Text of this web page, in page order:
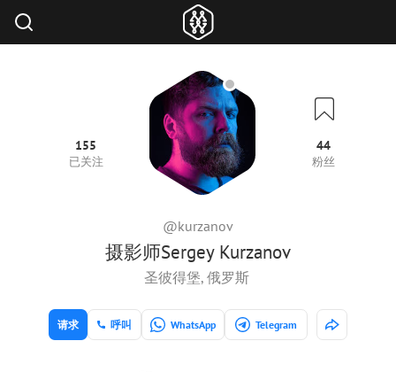
摄影师Sergey Kurzanov
@kurzanov
155
已关注
44
粉丝
圣彼得堡, 俄罗斯
请求 呼叫 WhatsApp Telegram